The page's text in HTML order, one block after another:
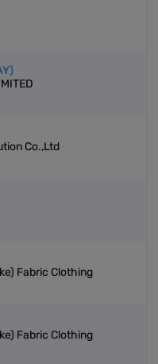
Co.,Ltd
Fabric Clothing
Fabric Clothing